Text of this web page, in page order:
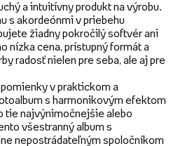
a intuitívny produkt na výrobu.
s akordeónmi v priebehu
žiadny pokročilý softvér ani
nízka cena, prístupný formát a
radosť nielen pre seba, ale aj pre
v praktickom a
s harmonikovým efektom
tie najvýnimočnejšie alebo
všestranný album s
nepostrádateľným spoločníkom